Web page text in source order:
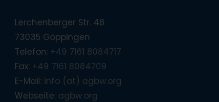
Lerchenberger Str. 48
73035 Göppingen
Telefon: +49 7161 8084717
Fax: +49 7161 8084709
E-Mail: info (at) agbw.org
Webseite: agbw.org